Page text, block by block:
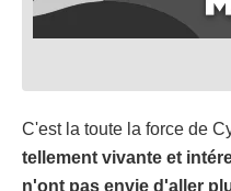
C'est la toute la force de
tellement vivante et
n'ont pas envie d'aller